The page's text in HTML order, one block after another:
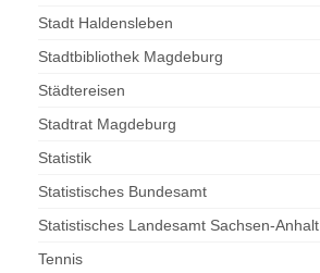
Stadt Haldensleben
Stadtbibliothek Magdeburg
Städtereisen
Stadtrat Magdeburg
Statistik
Statistisches Bundesamt
Statistisches Landesamt Sachsen-Anhalt
Tennis